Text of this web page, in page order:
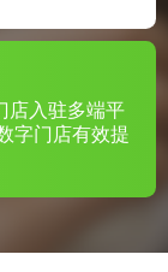
店入驻多端平
字门店有效提